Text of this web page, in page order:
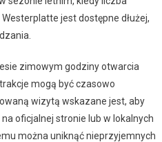
jest dostępne dłużej,
zimowym godziny otwarcia
mogą być czasowo
wizytą wskazane jest, aby
na oficjalnej stronie lub w lokalnych
można uniknąć nieprzyjemnych